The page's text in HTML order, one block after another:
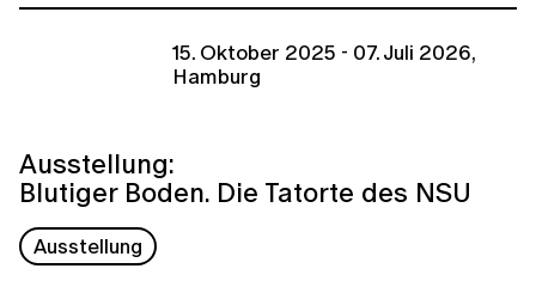
15. Oktober 2025 - 07. Juli 2026,
Hamburg
Ausstellung:
Blutiger Boden. Die Tatorte des NSU
Ausstellung